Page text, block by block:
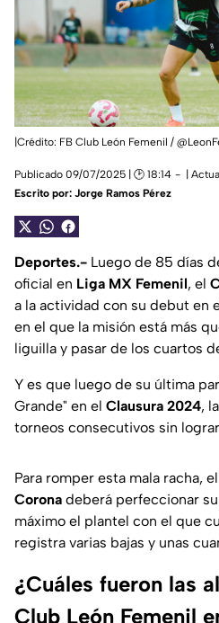
|Crédito: FB Club León Femenil /
Publicado 09/07/2025 | 🕑 18:14 |
Escrito por: Jorge Ramos Pérez
Deportes.- Luego de 85 días
oficial en Liga MX Femenil, el
a la actividad con su debut en
en el que la misión está más
liguilla y pasar de los cuartos
Y es que luego de su última
Grande" en el Clausura 2024,
torneos consecutivos sin
Para romper esta mala racha,
Corona deberá perfeccionar
máximo el plantel con el que
registra varias bajas y unas
¿Cuáles fueron las
Club León Femenil